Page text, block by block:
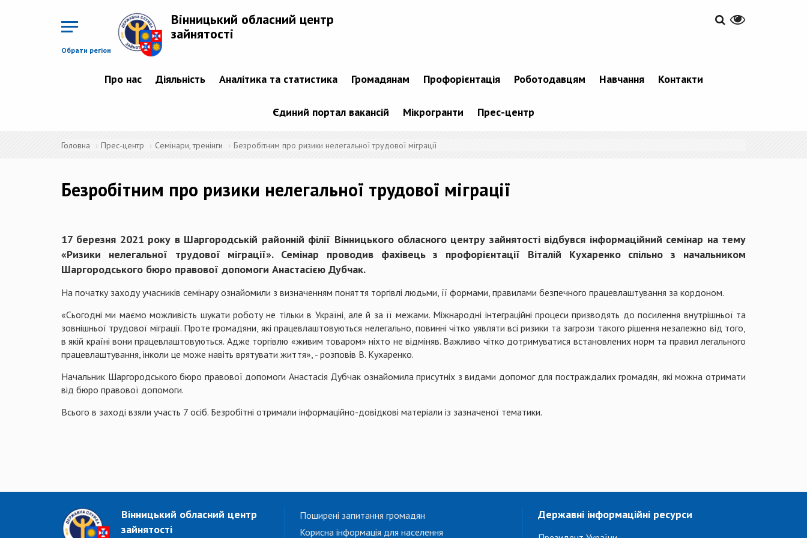
Обрати регіон
Вінницький обласний центр
зайнятості
Про нас Діяльність Аналітика та статистика Громадянам Профорієнтація Роботодавцям Навчання Контакти
Єдиний портал вакансій Мікрогранти Прес-центр
Головна Прес-центр Семінари, тренінги Безробітним про ризики нелегальної трудової міграції
Безробітним про ризики нелегальної трудової міграції
17 березня 2021 року в Шаргородській районній філії Вінницького обласного центру зайнятості відбувся інформаційний семінар на тему
«Ризики нелегальної трудової міграції». Семінар проводив фахівець з профорієнтації Віталій Кухаренко спільно з начальником
Шаргородського бюро правової допомоги Анастасією Дубчак.
На початку заходу учасників семінару ознайомили з визначенням поняття торгівлі людьми, її формами, правилами безпечного працевлаштування за кордоном.
«Сьогодні ми маємо можливість шукати роботу не тільки в Україні, але й за її межами. Міжнародні інтеграційні процеси призводять до посилення внутрішньої та
зовнішньої трудової міграції. Проте громадяни, які працевлаштовуються нелегально, повинні чітко уявляти всі ризики та загрози такого рішення незалежно від того,
в якій країні вони працевлаштовуються. Адже торгівлю «живим товаром» ніхто не відміняв. Важливо чітко дотримуватися встановлених норм та правил легального
працевлаштування, інколи це може навіть врятувати життя», - розповів В. Кухаренко.
Начальник Шаргородського бюро правової допомоги Анастасія Дубчак ознайомила присутніх з видами допомог для постраждалих громадян, які можна отримати
від бюро правової допомоги.
Всього в заході взяли участь 7 осіб. Безробітні отримали інформаційно-довідкові матеріали із зазначеної тематики.
Вінницький обласний центр
зайнятості
Поширені запитання громадян
Корисна інформація для населення
Державні інформаційні ресурси